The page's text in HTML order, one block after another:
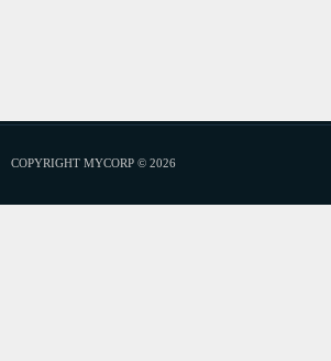
COPYRIGHT MYCORP © 2026